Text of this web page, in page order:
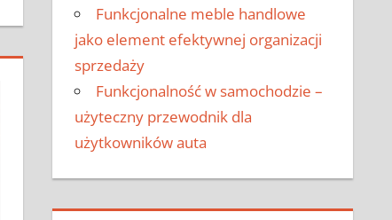
Funkcjonalne meble handlowe
jako element efektywnej organizacji
sprzedaży
Funkcjonalność w samochodzie –
użyteczny przewodnik dla
użytkowników auta